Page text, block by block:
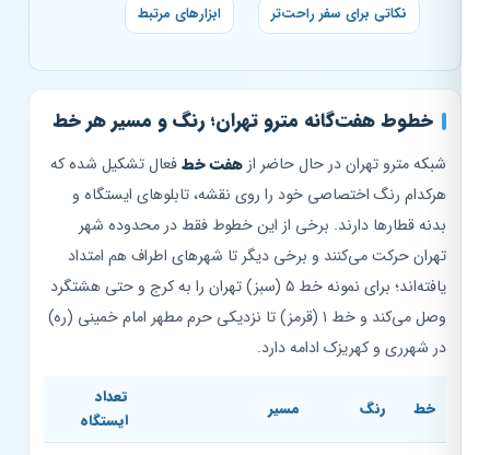
نکاتی برای سفر راحت‌تر ابزارهای مرتبط
خطوط هفت‌گانه مترو تهران؛ رنگ و مسیر هر خط
شبکه مترو تهران در حال حاضر ازهفت خطفعال تشکیل شده که
هرکدام رنگ اختصاصی خود را روی نقشه، تابلوهای ایستگاه و
بدنه قطارها دارند. برخی از این خطوط فقط در محدوده شهر
تهران حرکت می‌کنند و برخی دیگر تا شهرهای اطراف هم امتداد
یافته‌اند؛ برای نمونه خط ۵ (سبز) تهران را به کرج و حتی هشتگرد
وصل می‌کند و خط ۱ (قرمز) تا نزدیکی حرم مطهر امام خمینی (ره)
در شهرری و کهریزک ادامه دارد.
مسیر
تعداد
ایستگاه